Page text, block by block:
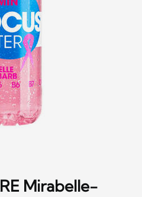
Mirabelle-